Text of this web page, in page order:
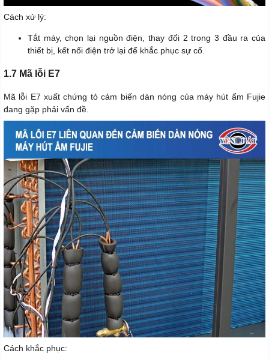
Cách xử lý:
Tắt máy, chọn lại nguồn điện, thay đổi 2 trong 3 đầu ra của
thiết bị, kết nối điện trở lại để khắc phục sự cố.
1.7 Mã lỗi E7
Mã lỗi E7 xuất chứng tỏ cảm biến dàn nóng của máy hút ẩm Fujie
đang gặp phải vấn đề.
Cách khắc phục: